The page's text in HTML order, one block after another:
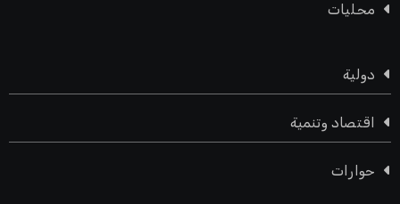
محليات
دولية
اقتصاد وتنمية
حوارات